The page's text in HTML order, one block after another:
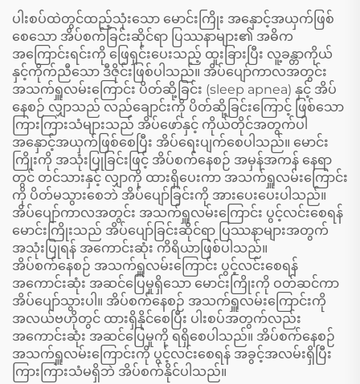
အသုံးပြုနိုင်သော သွားဖြူ
ဆေးကိရိယာ၊
သွားတိုက်ဆေးအကာ
ခလုတ်အတွက်
ပါးစပ်ထဲတွင်ထည့်သုံးသော မောင်းကြိုး အနှောင့်အယှက်ဖြစ်
စေသော အိပ်စက်ခြင်းဆိုင်ရာ ပြဿနာများ၏ အဓိက
အကြောင်းရင်းကို ဖြေရှင်းပေးသည့် ထူးခြားပြီး လူ့ခန္တာကိုယ်
နှင့်ကိုက်ညီသော ဒီဇိုင်းဖြစ်ပါသည်။ အိပ်ပျော်ကာလအတွင်း
အသက်ရှူလမ်းကြောင်း ပိတ်ဆို့ခြင်း (sleep apnea) နှင့် အိပ်
နေစဉ် လျှာသည် လည်ချောင်းကို ပိတ်ဆို့ခြင်းကြောင့် ဖြစ်သော
ကြားကြားသံများသည် အိပ်ဖော်နှင့် ကိုယ်တိုင်အတွက်ပါ
အနှောင့်အယှက်ဖြစ်စေပြီး အိပ်ရေးပျက်စေပါသည်။ မောင်း
ကြိုးကို အသုံးပြုခြင်းဖြင့် အိပ်စက်နေစဉ် အမှန်အကန် နေရာ
တွင် တင်သားနှင့် လျှာကို ထားရှိပေးကာ အသက်ရှူလမ်းကြောင်း
ကို ပိတ်မသွားစေဘဲ အိပ်ပျော်ခြင်းကို အားပေးပေးပါသည်။
အိပ်ပျော်ကာလအတွင်း အသက်ရှူလမ်းကြောင်း ပွင့်လင်းစေရန်
မောင်းကြိုးသည် အိပ်ပျော်ခြင်းဆိုင်ရာ ပြဿနာများအတွက်
အသုံးပြုရန် အကောင်းဆုံး ကိရိယာဖြစ်ပါသည်။
အိပ်စက်နေစဉ် အသက်ရှူလမ်းကြောင်း ပွင့်လင်းစေရန်
အကောင်းဆုံး အဆင်ပြေမှုရှိသော မောင်းကြိုးကို ဝတ်ဆင်ကာ
အိပ်ပျော်သွားပါ။ အိပ်စက်နေစဉ် အသက်ရှူလမ်းကြောင်းကို
အလယ်ဗဟိုတွင် ထားရှိနိုင်စေပြီး ပါးစပ်အတွက်လည်း
အကောင်းဆုံး အဆင်ပြေမှုကို ရရှိစေပါသည်။ အိပ်စက်နေစဉ်
အသက်ရှူလမ်းကြောင်းကို ပွင့်လင်းစေရန် အခွင့်အလမ်းရှိပြီး
ကြားကြားသံမရှိဘဲ အိပ်စက်နိုင်ပါသည်။